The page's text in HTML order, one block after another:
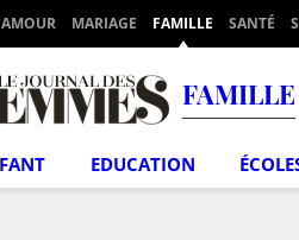
AMOUR MARIAGE FAMILLE SANTÉ
FAMILLE
EDUCATION